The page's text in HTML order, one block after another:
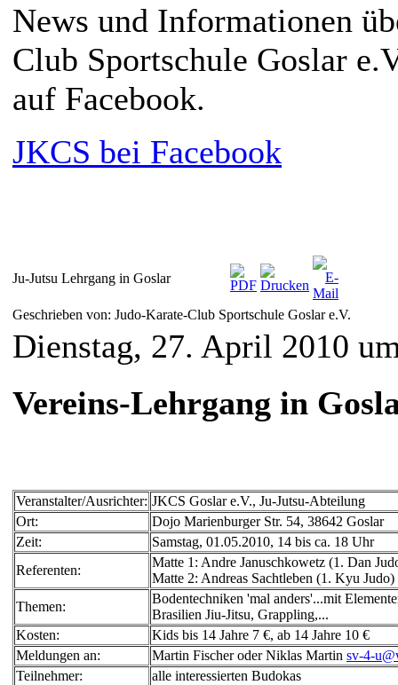
News und Informationen
Club Sportschule Goslar
auf Facebook.
JKCS bei Facebook
Ju-Jutsu Lehrgang in Goslar
Geschrieben von: Judo-Karate-Club Sportschule Goslar e.V.
Dienstag, 27. April 2010
Vereins-Lehrgang in
Veranstalter/Ausrichter: JKCS Goslar e.V., Ju-Jutsu-Abteilung
Ort:
Dojo Marienburger Str. 54, 38642 Goslar
Zeit:
Samstag, 01.05.2010, 14 bis ca. 18 Uhr
Referenten:
Matte 1: Andre Januschkowetz (1. Dan
Matte 2: Andreas Sachtleben (1. Kyu Judo)
Themen:
Bodentechniken 'mal anders'...mit
Brasilien Jiu-Jitsu, Grappling,...
Kosten:
Kids bis 14 Jahre 7 €, ab 14 Jahre 10 €
Meldungen an:
Martin Fischer oder Niklas Martin sv-4-
Teilnehmer:
alle interessierten Budokas